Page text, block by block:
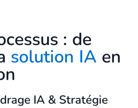
: de
solution IA en
IA & Stratégie